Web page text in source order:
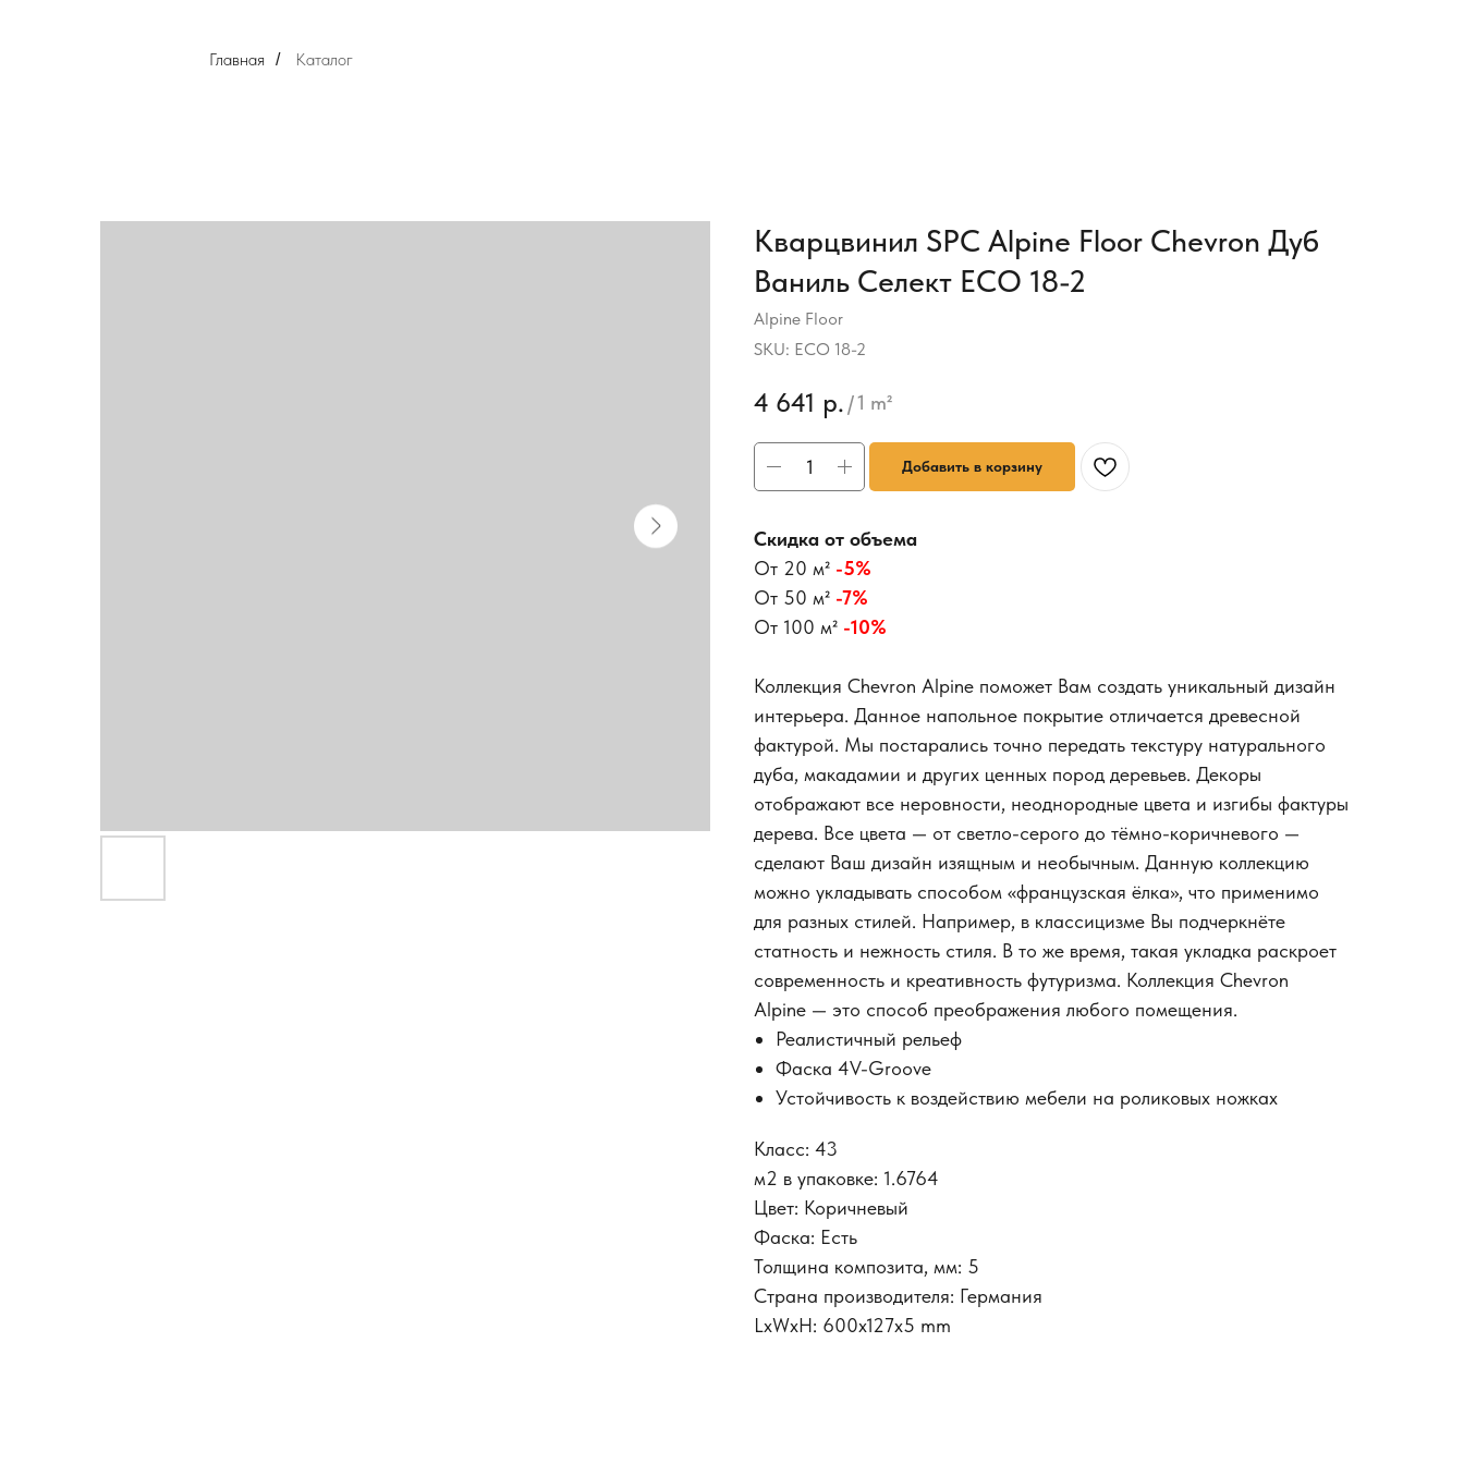
Главная / Каталог
Кварцвинил SPC Alpine Floor Chevron Дуб
Ваниль Селект ECO 18-2
Alpine Floor
SKU: ECO 18-2
4 641 р. /1 m²
Добавить в корзину
Скидка от объема
От 20 м² -5%
От 50 м² -7%
От 100 м² -10%
Коллекция Chevron Alpine поможет Вам создать уникальный дизайн
интерьера. Данное напольное покрытие отличается древесной
фактурой. Мы постарались точно передать текстуру натурального
дуба, макадамии и других ценных пород деревьев. Декоры
отображают все неровности, неоднородные цвета и изгибы фактуры
дерева. Все цвета — от светло-серого до тёмно-коричневого —
сделают Ваш дизайн изящным и необычным. Данную коллекцию
можно укладывать способом «французская ёлка», что применимо
для разных стилей. Например, в классицизме Вы подчеркнёте
статность и нежность стиля. В то же время, такая укладка раскроет
современность и креативность футуризма. Коллекция Chevron
Alpine — это способ преображения любого помещения.
Реалистичный рельеф
Фаска 4V-Groove
Устойчивость к воздействию мебели на роликовых ножках
Класс: 43
м2 в упаковке: 1.6764
Цвет: Коричневый
Фаска: Есть
Толщина композита, мм: 5
Страна производителя: Германия
LxWxH: 600x127x5 mm